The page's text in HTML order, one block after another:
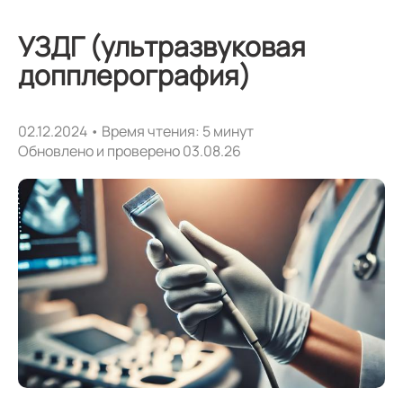
УЗДГ (ультразвуковая
допплерография)
02.12.2024 • Время чтения: 5 минут
Обновлено и проверено 03.08.26